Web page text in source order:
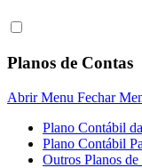
Planos de Contas
Abrir Menu Fechar
Plano Contábil
Plano Contábil
Outros Planos de